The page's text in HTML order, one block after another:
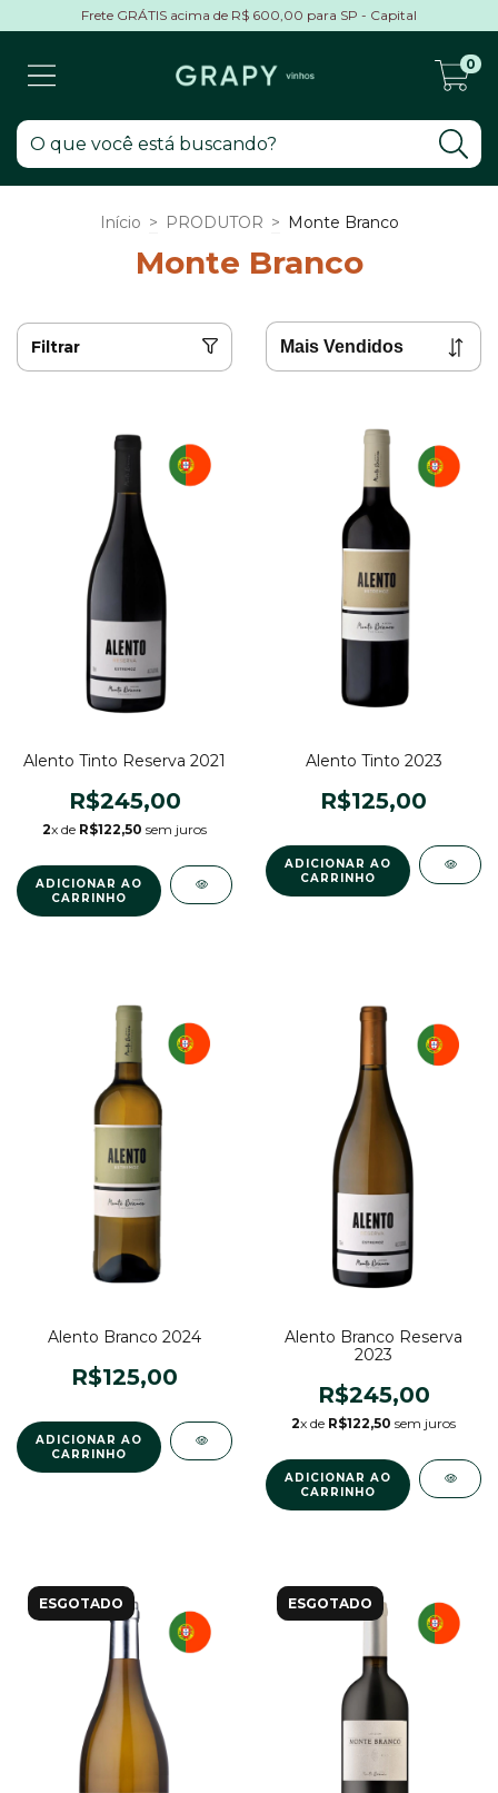
Frete GRÁTIS acima de R$ 600,00 para SP - Capital
0
Início > PRODUTOR > Monte Branco
Monte Branco
Filtrar
Alento Tinto Reserva 2021
R$245,00
2x de R$122,50 sem juros
Alento Tinto 2023
R$125,00
Alento Branco 2024
R$125,00
Alento Branco Reserva
2023
R$245,00
2x de R$122,50 sem juros
ESGOTADO ESGOTADO